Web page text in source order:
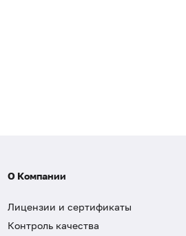
О Компании
Лицензии и сертификаты
Контроль качества